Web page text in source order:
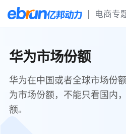
电商专
华为市场份额
华为在中国或者全球市场份
为市场份额，不能只看国内
额。